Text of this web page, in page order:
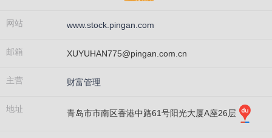
网站 www.stock.pingan.com
邮箱 XUYUHAN775@pingan.com.cn
主营 财富管理
地址 青岛市市南区香港中路61号阳光大厦A座26层